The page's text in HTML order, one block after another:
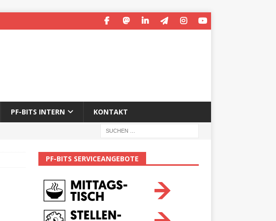
PF-BITS INTERN KONTAKT
PF-BITS SERVICEANGEBOTE